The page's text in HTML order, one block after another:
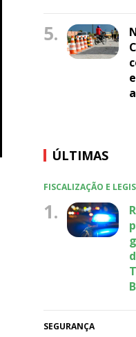
5.
ÚLTIMAS
FISCALIZAÇÃO E
1.
SEGURANÇA